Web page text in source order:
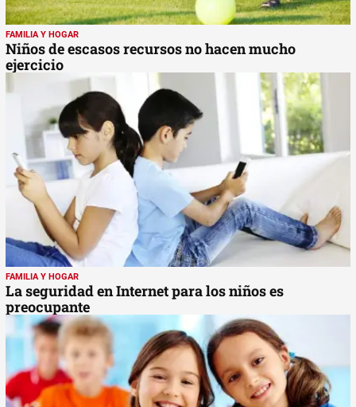
FAMILIA Y HOGAR
Niños de escasos recursos no hacen mucho
ejercicio
FAMILIA Y HOGAR
La seguridad en Internet para los niños es
preocupante